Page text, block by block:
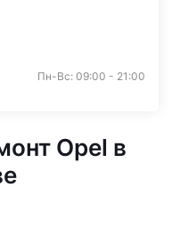
Пн-Вс: 09:00 - 21:00
Opel в